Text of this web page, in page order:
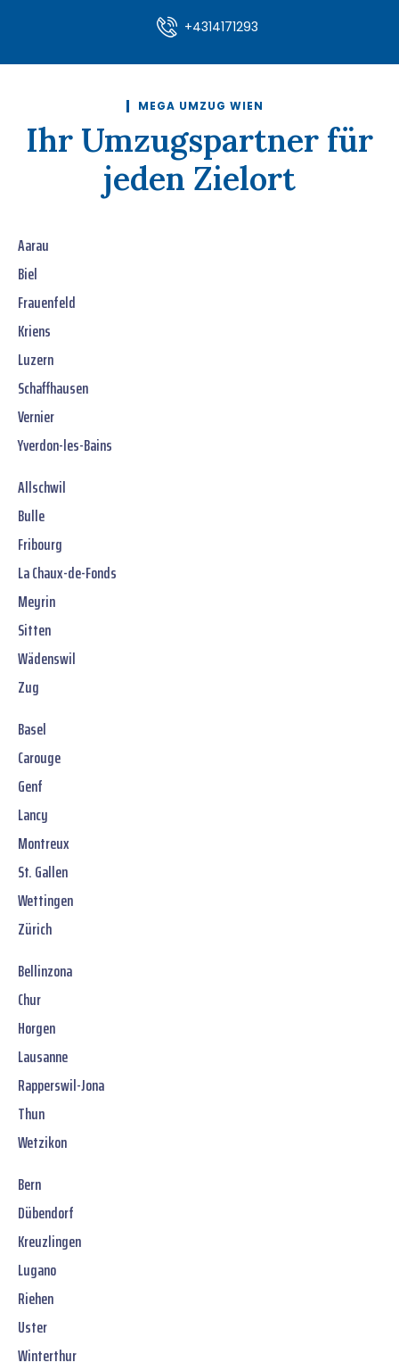
+4314171293
MEGA UMZUG WIEN
Ihr Umzugspartner für
jeden Zielort
Aarau
Biel
Frauenfeld
Kriens
Luzern
Schaffhausen
Vernier
Yverdon-les-Bains
Allschwil
Bulle
Fribourg
La Chaux-de-Fonds
Meyrin
Sitten
Wädenswil
Zug
Basel
Carouge
Genf
Lancy
Montreux
St. Gallen
Wettingen
Zürich
Bellinzona
Chur
Horgen
Lausanne
Rapperswil-Jona
Thun
Wetzikon
Bern
Dübendorf
Kreuzlingen
Lugano
Riehen
Uster
Winterthur